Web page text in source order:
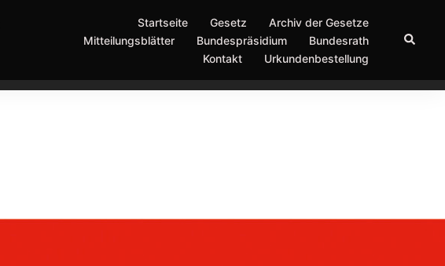
Startseite Gesetz
Archiv der Gesetze
Mitteilungsblätter
Bundespräsidium
Bundesrath
Kontakt
Urkundenbestellung
Suche